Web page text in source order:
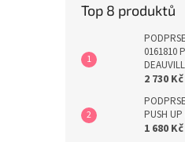
Top 8 produktů
0161810
2 730 Kč
PUSH
1 680 Kč